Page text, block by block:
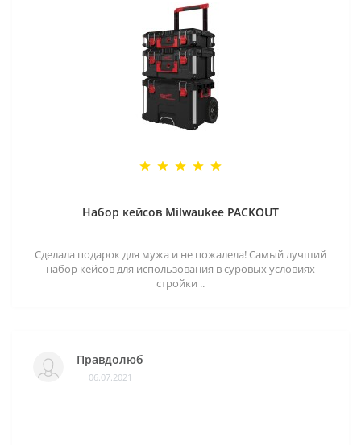
Набор кейсов Milwaukee PACKOUT
Сделала подарок для мужа и не пожалела! Самый лучший
набор кейсов для использования в суровых условиях
стройки ..
Правдолюб
06.07.2021